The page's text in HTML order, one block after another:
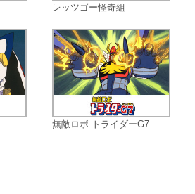
レッツゴー怪奇組
無敵ロボ トライダーG7